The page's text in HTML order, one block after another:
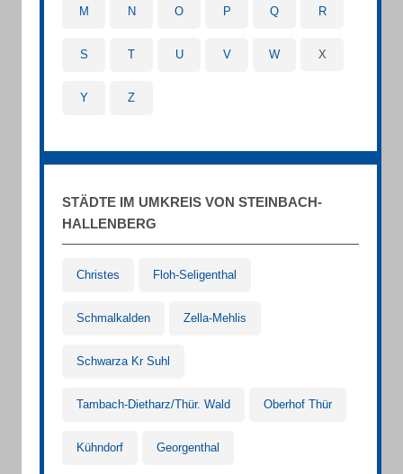
M N O P Q R
S T U V W X
Y Z
STÄDTE IM UMKREIS VON STEINBACH-
HALLENBERG
Christes Floh-Seligenthal
Schmalkalden Zella-Mehlis
Schwarza Kr Suhl
Tambach-Dietharz/Thür. Wald Oberhof Thür
Kühndorf Georgenthal